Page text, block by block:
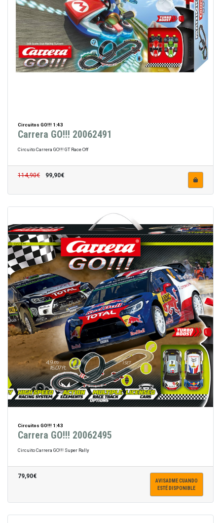
Circuitos GO!!! 1:43
Carrera GO!!! 20062491
Circuito Carrera GO!!! GT Race Off
114,90€ 99,90€
Circuitos GO!!! 1:43
Carrera GO!!! 20062495
Circuito Carrera GO!!! Super Rally
79,90€
AVISADME CUANDO
ESTÉ DISPONIBLE